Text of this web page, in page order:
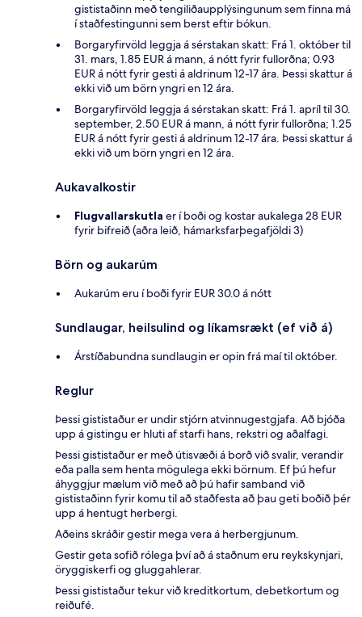
gististaðinn með tengiliðaupplýsingunum sem finna má
í staðfestingunni sem berst eftir bókun.
Borgaryfirvöld leggja á sérstakan skatt: Frá 1. október til
31. mars, 1.85 EUR á mann, á nótt fyrir fullorðna; 0.93
EUR á nótt fyrir gesti á aldrinum 12-17 ára. Þessi skattur á
ekki við um börn yngri en 12 ára.
Borgaryfirvöld leggja á sérstakan skatt: Frá 1. apríl til 30.
september, 2.50 EUR á mann, á nótt fyrir fullorðna; 1.25
EUR á nótt fyrir gesti á aldrinum 12-17 ára. Þessi skattur á
ekki við um börn yngri en 12 ára.
Aukavalkostir
Flugvallarskutla er í boði og kostar aukalega 28 EUR
fyrir bifreið (aðra leið, hámarksfarþegafjöldi 3)
Börn og aukarúm
Aukarúm eru í boði fyrir EUR 30.0 á nótt
Sundlaugar, heilsulind og líkamsrækt (ef við á)
Árstíðabundna sundlaugin er opin frá maí til október.
Reglur
Þessi gististaður er undir stjórn atvinnugestgjafa. Að bjóða
upp á gistingu er hluti af starfi hans, rekstri og aðalfagi.
Þessi gististaður er með útisvæði á borð við svalir, verandir
eða palla sem henta mögulega ekki börnum. Ef þú hefur
áhyggjur mælum við með að þú hafir samband við
gististaðinn fyrir komu til að staðfesta að þau geti boðið þér
upp á hentugt herbergi.
Aðeins skráðir gestir mega vera á herbergjunum.
Gestir geta sofið rólega því að á staðnum eru reykskynjari,
öryggiskerfi og gluggahlerar.
Þessi gististaður tekur við kreditkortum, debetkortum og
reiðufé.